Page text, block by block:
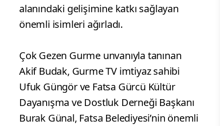
alanındaki gelişimine katkı sağlayan
önemli isimleri ağırladı.
Çok Gezen Gurme unvanıyla tanınan
Akif Budak, Gurme TV imtiyaz sahibi
Ufuk Güngör ve Fatsa Gürcü Kültür
Dayanışma ve Dostluk Derneği Başkanı
Burak Günal, Fatsa Belediyesi’nin önemli